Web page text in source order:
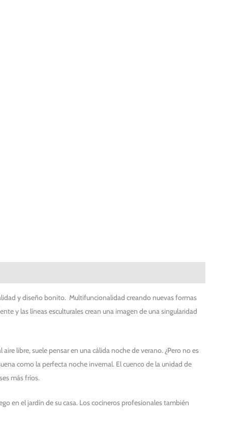
y diseño bonito. Multifuncionalidad creando nuevas formas
y las líneas esculturales crean una imagen de una singularidad
libre, suele pensar en una cálida noche de verano. ¿Pero no es
como la perfecta noche invernal. El cuenco de la unidad de
más fríos.
en el jardín de su casa. Los cocineros profesionales también